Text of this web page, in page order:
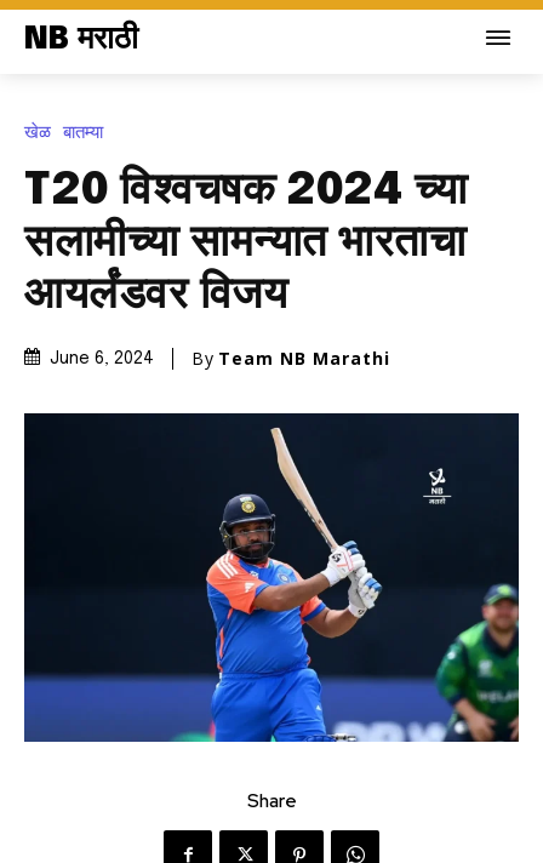
NB मराठी
खेळ बातम्या
T20 विश्वचषक 2024 च्या
सलामीच्या सामन्यात भारताचा
आयर्लंडवर विजय
June 6, 2024 By Team NB Marathi
Share